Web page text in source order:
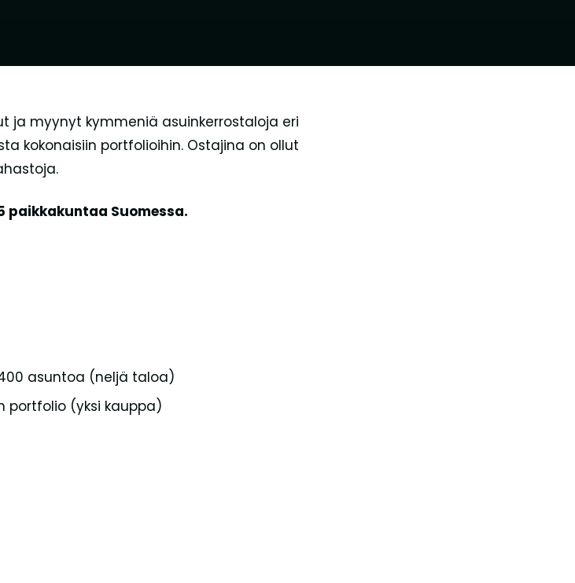
ja myynyt kymmeniä asuinkerrostaloja eri
kokonaisiin portfolioihin. Ostajina on ollut
paikkakuntaa Suomessa.
asuntoa (neljä taloa)
portfolio (yksi kauppa)